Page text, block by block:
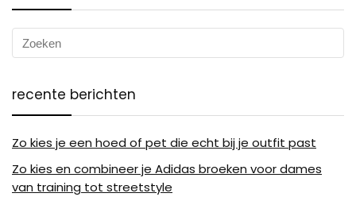
recente berichten
Zo kies je een hoed of pet die echt bij je outfit past
Zo kies en combineer je Adidas broeken voor dames
van training tot streetstyle